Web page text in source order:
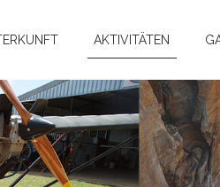
AKTIVITÄTEN